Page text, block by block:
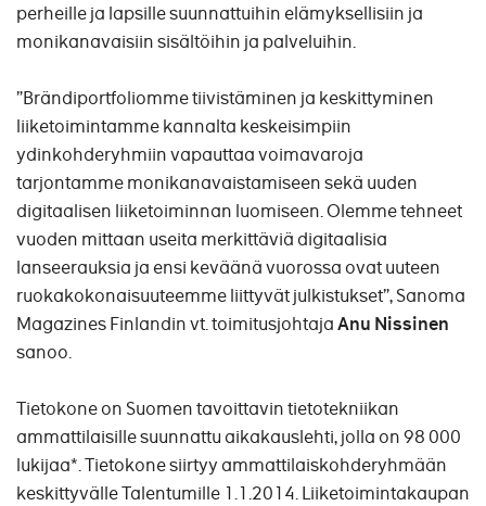
perheille ja lapsille suunnattuihin elämyksellisiin ja
monikanavaisiin sisältöihin ja palveluihin.
”Brändiportfoliomme tiivistäminen ja keskittyminen
liiketoimintamme kannalta keskeisimpiin
ydinkohderyhmiin vapauttaa voimavaroja
tarjontamme monikanavaistamiseen sekä uuden
digitaalisen liiketoiminnan luomiseen. Olemme tehneet
vuoden mittaan useita merkittäviä digitaalisia
lanseerauksia ja ensi keväänä vuorossa ovat uuteen
ruokakokonaisuuteemme liittyvät julkistukset”, Sanoma
Magazines Finlandin vt. toimitusjohtajaAnu Nissinen
sanoo.
Tietokone on Suomen tavoittavin tietotekniikan
ammattilaisille suunnattu aikakauslehti, jolla on 98 000
lukijaa*. Tietokone siirtyy ammattilaiskohderyhmään
keskittyvälle Talentumille 1.1.2014. Liiketoimintakaupan